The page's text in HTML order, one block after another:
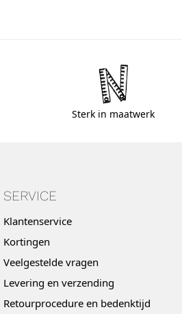
Sterk in maatwerk
SERVICE
Klantenservice
Kortingen
Veelgestelde vragen
Levering en verzending
Retourprocedure en bedenktijd